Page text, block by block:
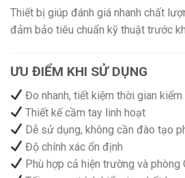
Thiết bị giúp đánh giá nhanh chất
đảm bảo tiêu chuẩn kỹ thuật trước
ƯU ĐIỂM KHI SỬ DỤNG
Đo nhanh, tiết kiệm thời gian kiểm
Thiết kế cầm tay linh hoạt
Dễ sử dụng, không cần đào tạo
Độ chính xác ổn định
Phù hợp cả hiện trường và phòng